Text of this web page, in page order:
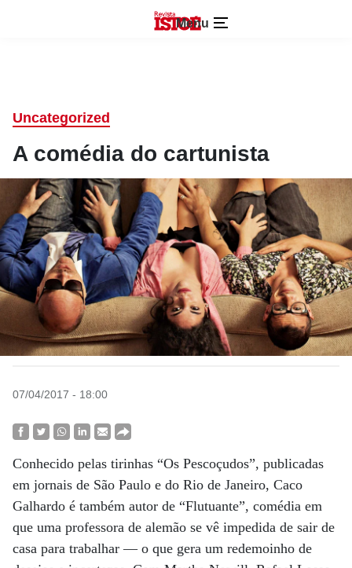
Menu
Uncategorized
A comédia do cartunista
07/04/2017 - 18:00
Conhecido pelas tirinhas “Os Pescoçudos”, publicadas
em jornais de São Paulo e do Rio de Janeiro, Caco
Galhardo é também autor de “Flutuante”, comédia em
que uma professora de alemão se vê impedida de sair de
casa para trabalhar — o que gera um redemoinho de